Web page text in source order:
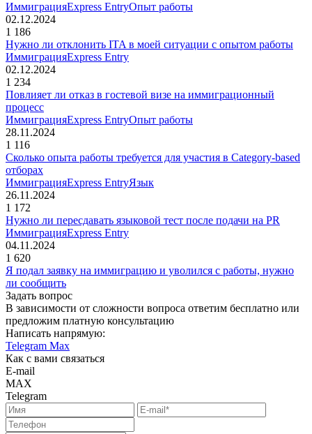
ИммиграцияExpress EntryОпыт работы
02.12.2024
1 186
Нужно ли отклонить ITA в моей ситуации с опытом работы
ИммиграцияExpress Entry
02.12.2024
1 234
Повлияет ли отказ в гостевой визе на иммиграционный
процесс
ИммиграцияExpress EntryОпыт работы
28.11.2024
1 116
Сколько опыта работы требуется для участия в Category-based
отборах
ИммиграцияExpress EntryЯзык
26.11.2024
1 172
Нужно ли пересдавать языковой тест после подачи на PR
ИммиграцияExpress Entry
04.11.2024
1 620
Я подал заявку на иммиграцию и уволился с работы, нужно
ли сообщить
Задать вопрос
В зависимости от сложности вопроса ответим бесплатно или
предложим платную консультацию
Написать напрямую:
Telegram Max
Как с вами связаться
E-mail
MAX
Telegram